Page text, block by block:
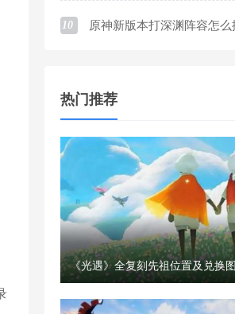
10
热门推荐
《光遇》全复刻先祖位置及兑换图